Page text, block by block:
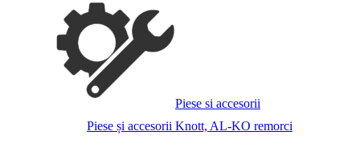
Piese si accesorii
Piese și accesorii Knott, AL-KO remorci